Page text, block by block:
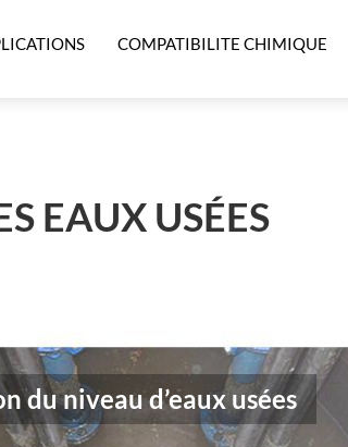
COMPATIBILITE CHIMIQUE
EAUX USÉES
du niveau d’eaux usées